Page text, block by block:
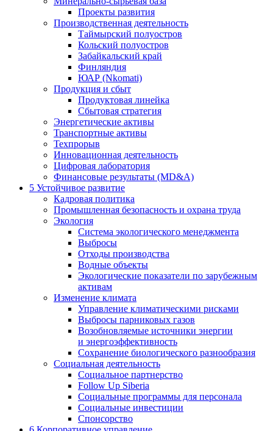
Проекты развития
Производственная деятельность
Таймырский полуостров
Кольский полуостров
Забайкальский край
Финляндия
ЮАР (Nkomati)
Продукция и сбыт
Продуктовая линейка
Сбытовая стратегия
Энергетические активы
Транспортные активы
Техпрорыв
Инновационная деятельность
Цифровая лаборатория
Финансовые результаты (MD&A)
5 Устойчивое развитие
Кадровая политика
Промышленная безопасность и охрана труда
Экология
Система экологического менеджмента
Выбросы
Отходы производства
Водные объекты
Экологические показатели по зарубежным
активам
Изменение климата
Управление климатическими рисками
Выбросы парниковых газов
Возобновляемые источники энергии
и энергоэффективность
Сохранение биологического разнообразия
Социальная деятельность
Социальное партнерство
Follow Up Siberia
Социальные программы для персонала
Социальные инвестиции
Спонсорство